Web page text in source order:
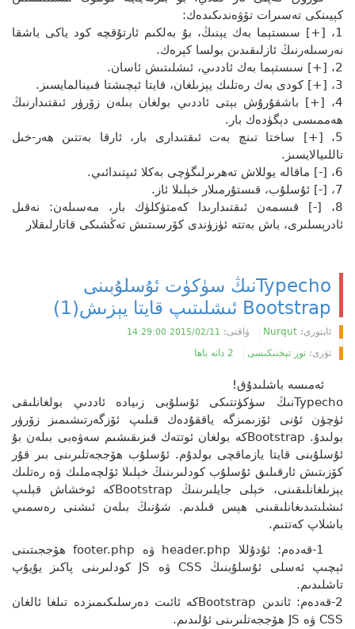
كېيىنكى تەسىرات تۆۋەندىكىدەك:
1، [+] سىستېما بەك يېنىڭ، بۇ بەلكىم ئارتۇقچە كود ياكى باشقا
نەرسىلەرنىڭ ئازلىقىدىن بولسا كېرەك.
2، [+] سىستېما بەك ئاددىي، ئىشلىتىش ئاسان.
3، [+] كودى بەك رەتلىك يېزىلغان، قايتا ئېچىشتا قىينالمايسىز.
4، [+] باشقۇرۇش بېتى ئاددىي بولغان بىلەن زۆرۈر ئىقتىدارنىڭ
ھەممىسى دېگۈدەك بار.
5، [+] ساختا تىنچ بەت ئىقتىدارى بار، ئارقا بەتتىن ھەر-خىل
تاللىيالايسىز.
6، [-] ماقالە يوللاش تەھرىرلىگۈچى بەكلا ئىپتىدائىي.
7، [-] ئۇسلۇب، قىستۇرمىلار خېلىلا ئاز.
8، [-] قىسمەن ئىقتىدارىدا كەمتۈكلۈك بار، مەسىلەن: نەقىل
ئادرېسلىرى، باش بەتتە ئۈزۈندى كۆرسىتىش تەڭشىكى قاتارلىقلار
Typechoنىڭ سۈكۈت ئۇسلۇبىنى
Bootstrap ئىشلىتىپ قايتا يېزىش(1)
ئاپتورى: Nurqut ۋاقتى: 2015/02/11 14:29:00
تۈرى: تور تېخنىكىسى 2 دانە باھا
ئەمىسە باشلىدۇق!
Typechoنىڭ سۈكۈتتىكى ئۇسلۇبى زىيادە ئاددىي بولغانلىقى
ئۈچۈن ئۇنى ئۆزىمىزگە ياققۇدەك قىلىپ ئۆزگەرتىشىمىز زۆرۈر
بولىدۇ. Bootstrapكە بولغان ئوتتەك قىزىقىشىم سەۋەبى بىلەن بۇ
ئۇسلۇبنى قايتا يازماقچى بولدۇم. ئۇسلۇب ھۆججەتلىرىنى بىر قۇر
كۆزىتىش ئارقىلىق ئۇسلۇب كودلىرىنىڭ خېلىلا ئۆلچەملىك ۋە رەتلىك
يېزىلغانلىقىنى، خېلى جايلىرىنىڭ Bootstrapكە ئوخشاش قېلىپ
ئىشلىتىدىغانلىقىنى ھېس قىلدىم. شۇنىڭ بىلەن ئىشنى رەسمىي
باشلاپ كەتتىم.
1-قەدەم: ئۇدۇللا header.php ۋە footer.php ھۆججىتىنى
ئېچىپ ئەسلى ئۇسلۇبنىڭ CSS ۋە JS كودلىرىنى پاكىز يۇيۇپ
تاشلىدىم.
2-قەدەم: ئاندىن Bootstrapكە ئائىت دەرسلىكىمىزدە تىلغا ئالغان
CSS ۋە JS ھۆججەتلىرىنى ئۇلىدىم.